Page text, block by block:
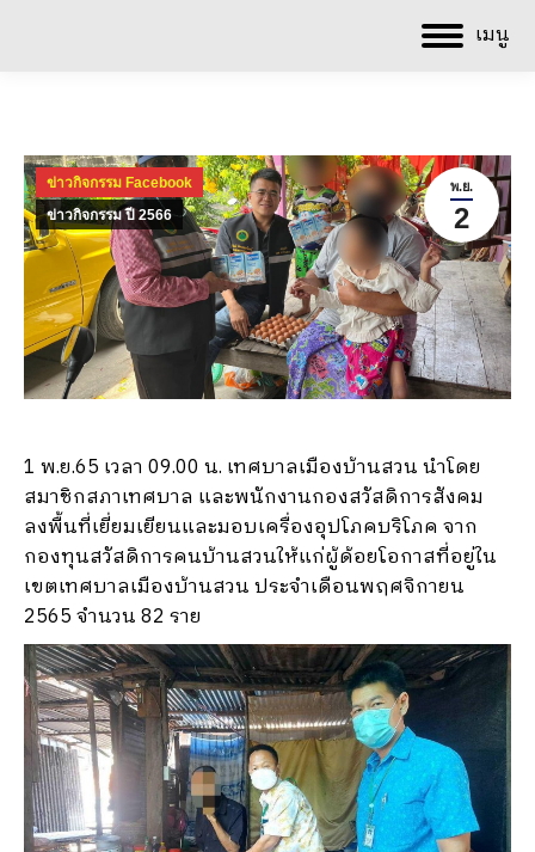
เมนู
พ.ย.
2
ข่าวกิจกรรม Facebook
ข่าวกิจกรรม ปี 2566
1 พ.ย.65 เวลา 09.00 น. เทศบาลเมืองบ้านสวน นำโดย
สมาชิกสภาเทศบาล และพนักงานกองสวัสดิการสังคม
ลงพื้นที่เยี่ยมเยียนและมอบเครื่องอุปโภคบริโภค จาก
กองทุนสวัสดิการคนบ้านสวนให้แก่ผู้ด้อยโอกาสที่อยู่ใน
เขตเทศบาลเมืองบ้านสวน ประจำเดือนพฤศจิกายน
2565 จำนวน 82 ราย